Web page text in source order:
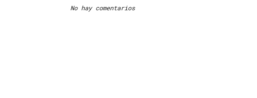
No hay comentarios